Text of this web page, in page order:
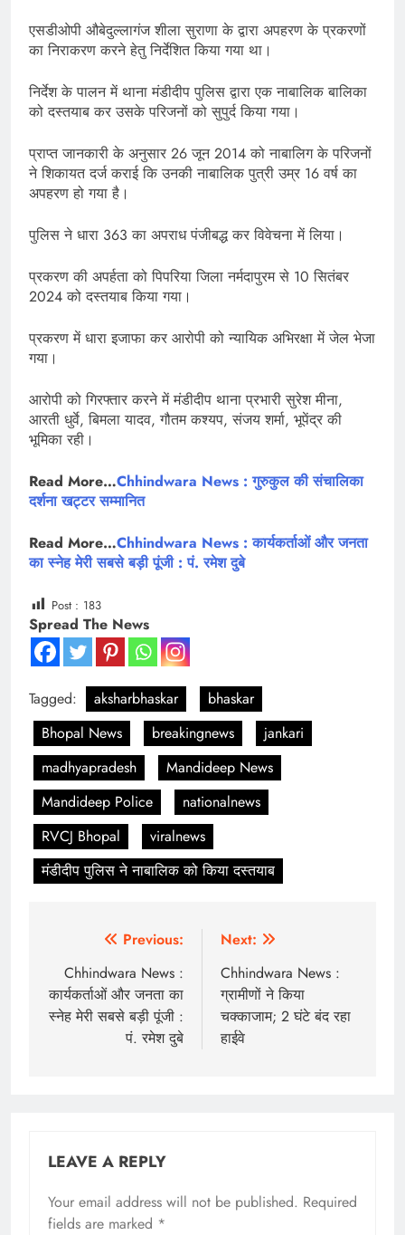
एसडीओपी औबेदुल्लागंज शीला सुराणा के द्वारा अपहरण के प्रकरणों
का निराकरण करने हेतु निर्देशित किया गया था।
निर्देश के पालन में थाना मंडीदीप पुलिस द्वारा एक नाबालिक बालिका
को दस्तयाब कर उसके परिजनों को सुपुर्द किया गया।
प्राप्त जानकारी के अनुसार 26 जून 2014 को नाबालिग के परिजनों
ने शिकायत दर्ज कराई कि उनकी नाबालिक पुत्री उम्र 16 वर्ष का
अपहरण हो गया है।
पुलिस ने धारा 363 का अपराध पंजीबद्ध कर विवेचना में लिया।
प्रकरण की अपर्हता को पिपरिया जिला नर्मदापुरम से 10 सितंबर
2024 को दस्तयाब किया गया।
प्रकरण में धारा इजाफा कर आरोपी को न्यायिक अभिरक्षा में जेल भेजा
गया।
आरोपी को गिरफ्तार करने में मंडीदीप थाना प्रभारी सुरेश मीना,
आरती धुर्वे, बिमला यादव, गौतम कश्यप, संजय शर्मा, भूपेंद्र की
भूमिका रही।
Read More…Chhindwara News : गुरुकुल की संचालिका
दर्शना खट्टर सम्मानित
Read More…Chhindwara News : कार्यकर्ताओं और जनता
का स्नेह मेरी सबसे बड़ी पूंजी : पं. रमेश दुबे
Post : 183
Spread The News
Tagged: aksharbhaskar
bhaskar
Bhopal News
breakingnews
jankari
madhyapradesh
Mandideep News
Mandideep Police
nationalnews
RVCJ Bhopal
viralnews
मंडीदीप पुलिस ने नाबालिक को किया दस्तयाब
navigation
Previous:
Chhindwara News :
कार्यकर्ताओं और जनता का
स्नेह मेरी सबसे बड़ी पूंजी :
पं. रमेश दुबे
Next:
Chhindwara News :
ग्रामीणों ने किया
चक्काजाम; 2 घंटे बंद रहा
हाईवे
LEAVE A REPLY
Your email address will not be published. Required
fields are marked *